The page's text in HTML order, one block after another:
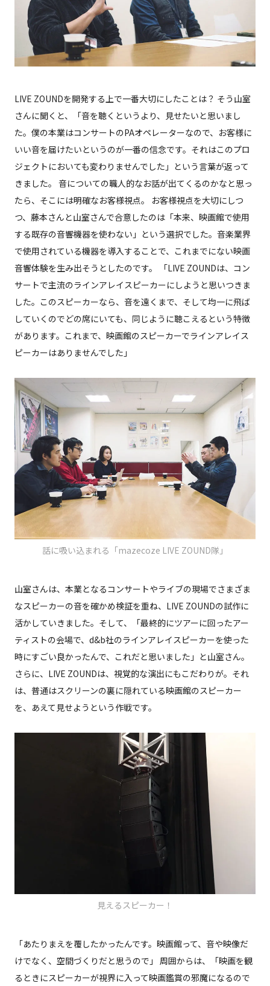
LIVE ZOUNDを開発する上で一番大切にしたことは？ そう山室
さんに聞くと、「音を聴くというより、見せたいと思いまし
た。僕の本業はコンサートのPAオペレーターなので、お客様に
いい音を届けたいというのが一番の信念です。それはこのプロ
ジェクトにおいても変わりませんでした」という言葉が返って
きました。 音についての職人的なお話が出てくるのかなと思っ
たら、そこには明確なお客様視点。 お客様視点を大切にしつ
つ、藤本さんと山室さんで合意したのは「本来、映画館で使用
する既存の音響機器を使わない」という選択でした。音楽業界
で使用されている機器を導入することで、これまでにない映画
音響体験を生み出そうとしたのです。 「LIVE ZOUNDは、コン
サートで主流のラインアレイスピーカーにしようと思いつきま
した。このスピーカーなら、音を遠くまで、そして均一に飛ば
していくのでどの席にいても、同じように聴こえるという特徴
があります。これまで、映画館のスピーカーでラインアレイス
ピーカーはありませんでした」
話に吸い込まれる「mazecoze LIVE ZOUND隊」
山室さんは、本業となるコンサートやライブの現場でさまざま
なスピーカーの音を確かめ検証を重ね、LIVE ZOUNDの試作に
活かしていきました。そして、「最終的にツアーに回ったアー
ティストの会場で、d&b社のラインアレイスピーカーを使った
時にすごい良かったんで、これだと思いました」と山室さん。
さらに、LIVE ZOUNDは、視覚的な演出にもこだわりが。それ
は、普通はスクリーンの裏に隠れている映画館のスピーカー
を、あえて見せようという作戦です。
見えるスピーカー！
「あたりまえを覆したかったんです。映画館って、音や映像だ
けでなく、空間づくりだと思うので」 周囲からは、「映画を観
るときにスピーカーが視界に入って映画鑑賞の邪魔になるので